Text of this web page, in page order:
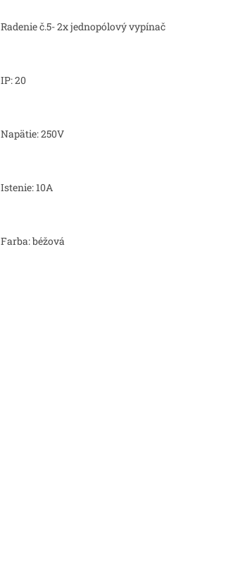
Radenie č.5- 2x jednopólový vypínač
IP: 20
Napätie: 250V
Istenie: 10A
Farba: béžová